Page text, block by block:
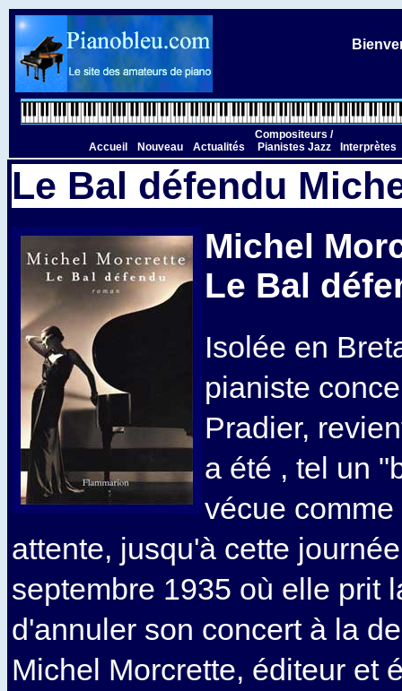
Accueil Nouveau Actualités
Compositeurs /
Pianistes Jazz
Interprètes
Le Bal défendu
Michel
Le Bal
Isolée en
pianiste
Pradier,
a été , tel un
vécue
attente, jusqu'à cette
septembre 1935 où elle prit
d'annuler son concert à la
Michel Morcrette, éditeur et